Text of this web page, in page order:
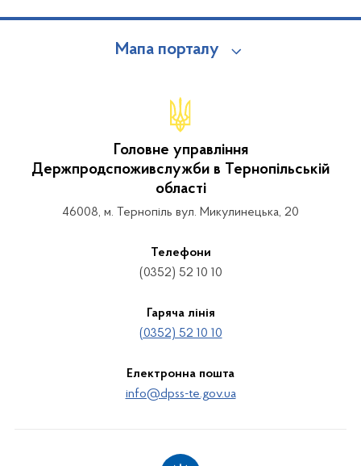
Мапа порталу
Головне управління
Держпродспоживслужби в Тернопільській
області
46008, м. Тернопіль вул. Микулинецька, 20
Телефони
(0352) 52 10 10
Гаряча лінія
(0352) 52 10 10
Електронна пошта
info@dpss-te.gov.ua